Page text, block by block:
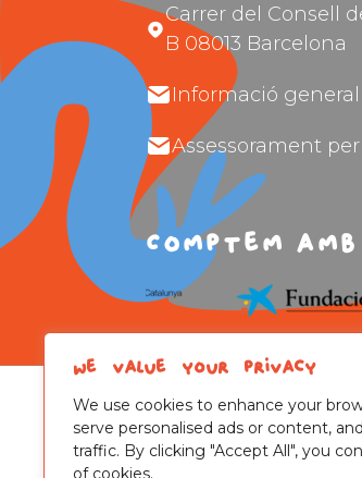
We value your privacy
We use cookies to enhance your
serve personalised ads or content,
traffic. By clicking "Accept All", you
of cookies.
Carrer del Consell
B 08013 Barcelona
Informació general
Assessorament
Comptem